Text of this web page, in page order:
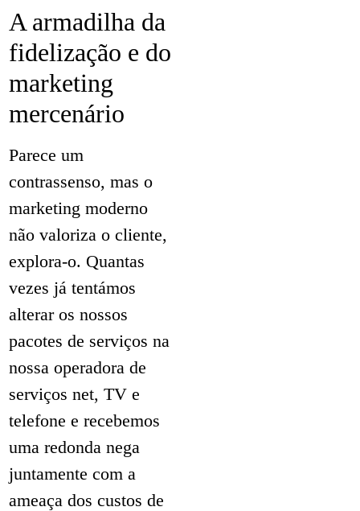
A armadilha da
fidelização e do
marketing
mercenário
Parece um
contrassenso, mas o
marketing moderno
não valoriza o cliente,
explora-o. Quantas
vezes já tentámos
alterar os nossos
pacotes de serviços na
nossa operadora de
serviços net, TV e
telefone e recebemos
uma redonda nega
juntamente com a
ameaça dos custos de